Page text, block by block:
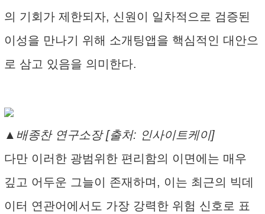
의 기회가 제한되자, 신원이 일차적으로 검증된
이성을 만나기 위해 소개팅앱을 핵심적인 대안으
로 삼고 있음을 의미한다.
▲배종찬 연구소장 [출처: 인사이트케이]
다만 이러한 광범위한 편리함의 이면에는 매우
깊고 어두운 그늘이 존재하며, 이는 최근의 빅데
이터 연관어에서도 가장 강력한 위험 신호로 표